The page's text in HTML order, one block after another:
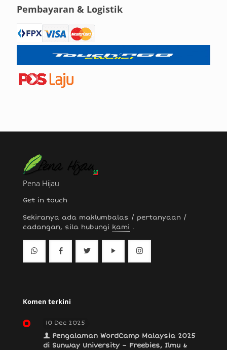
Pembayaran & Logistik
Pena Hijau
Get in touch
Sekiranya ada maklumbalas / pertanyaan /
cadangan, sila hubungi kami .
Komen terkini
10 Dec 2025
Pengalaman WordCamp Malaysia 2025
di Sunway University – Freebies, Ilmu &